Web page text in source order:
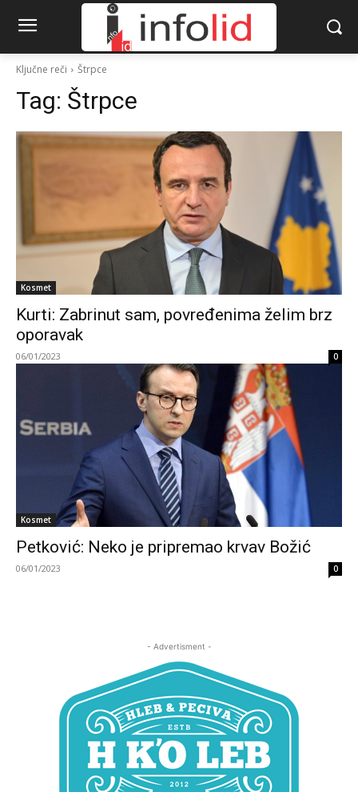
Ključne reči Štrpce
Tag: Štrpce
Kosmet
Kurti: Zabrinut sam, povređenima želim brz
oporavak
06/01/2023 0
Kosmet
Petković: Neko je pripremao krvav Božić
06/01/2023 0
- Advertisment -